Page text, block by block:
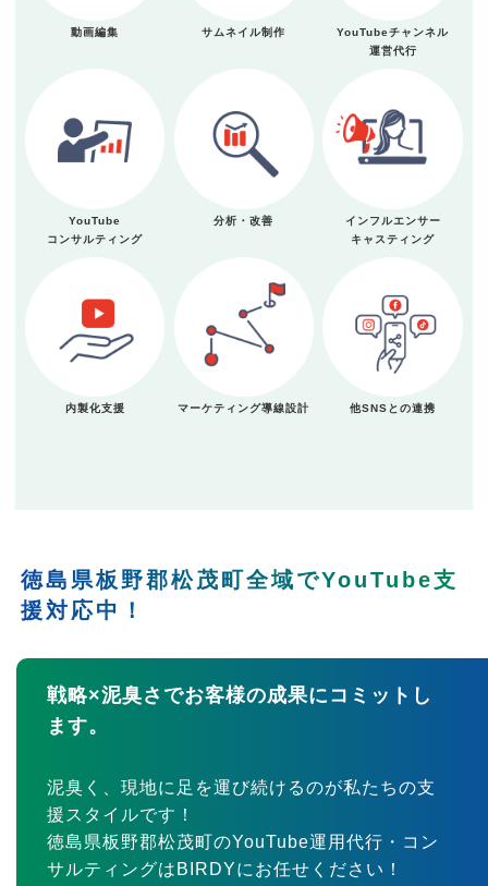
動画編集 サムネイル制作
YouTubeチャンネル
運営代行
YouTube
コンサルティング
分析・改善
インフルエンサー
キャスティング
内製化支援 マーケティング導線設計 他SNSとの連携
徳島県板野郡松茂町全域でYouTube支
援対応中！
戦略×泥臭さでお客様の成果にコミットし
ます。
泥臭く、現地に足を運び続けるのが私たちの支
援スタイルです！
徳島県板野郡松茂町のYouTube運用代行・コン
サルティングはBIRDYにお任せください！